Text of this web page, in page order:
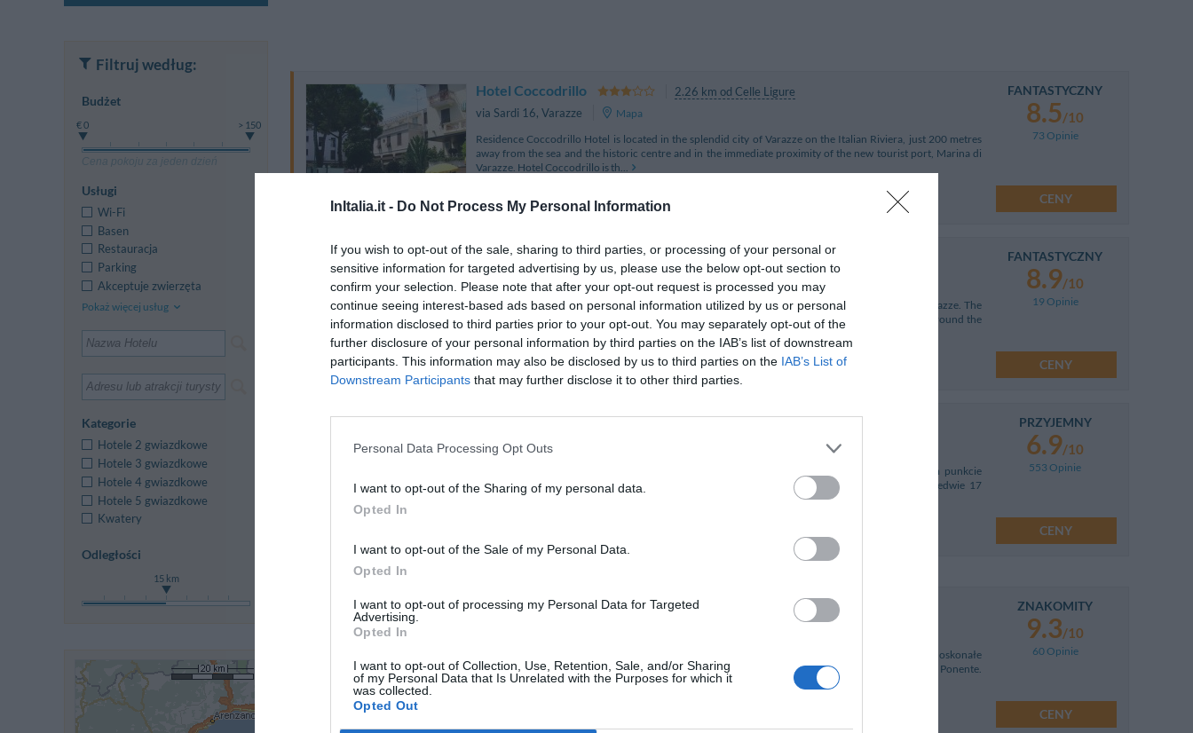
InItalia.it - Do Not Process My Personal Information
If you wish to opt-out of the sale, sharing to third parties, or processing of your personal or
sensitive information for targeted advertising by us, please use the below opt-out section to
confirm your selection. Please note that after your opt-out request is processed you may
continue seeing interest-based ads based on personal information utilized by us or personal
information disclosed to third parties prior to your opt-out. You may separately opt-out of the
further disclosure of your personal information by third parties on the IAB’s list of downstream
participants. This information may also be disclosed by us to third parties on the IAB’s List of
Downstream Participants that may further disclose it to other third parties.
Personal Data Processing Opt Outs
I want to opt-out of the Sharing of my personal data.
Opted In
I want to opt-out of the Sale of my Personal Data.
Opted In
I want to opt-out of processing my Personal Data for Targeted
Advertising.
Opted In
I want to opt-out of Collection, Use, Retention, Sale, and/or Sharing
of my Personal Data that Is Unrelated with the Purposes for which it
was collected.
Opted Out
Hotel Coccodrillo
2.26 km od Celle Ligure
via Sardi 16, Varazze
Mapa
Residence Coccodrillo Hotel is located in the splendid city of Varazze on the Italian Riviera, just 200 metres
away from the sea and the historic centre and in the immediate proximity of the new tourist port, Marina di
Varazze. Hotel Coccodrillo is th...
FANTASTYCZNY
8.5/10
73 Opinie
CENY
Hotel Serena
2.66 km
Via L. Fazio 5
Varazze
The Serena Hotel is a comfortable, family run hotel located only 50 metres from the beach at Varazze. The
rooms' simple style creates the perfect atmosphere for relaxing after a day at the beach or a tour around the
local sites. The bright dining room o...
FANTASTYCZNY
8.9/10
19 Opinie
CENY
Hotel Puntabella
Via Genova 149
Hotel Puntabella mieści się w niezależnej, trzypiętrowej kamieniczce, położonej w atrakcyjnym punkcie
Wybrzeża Liguryjskiego zwanego Riviera di Ponente w miejscowości Varazze w odległości zaledwie 17
kilometrów od Savony i 25 kilometrów od Genui. Dogodne...
PRZYJEMNY
6.9/10
553 Opinie
CENY
Ten hotel ma TARIFFE PRIVATE Klubu InItalia!
Sea Art Hotel
11.93 km
Sea Art Hotel jest punktem odniesienia dla podróżujących w interesach w Vado Ligure i oferuje doskonałe
usługi oraz nienaganną obsługę także turystom na urlopie na pięknym wybrzeżu Riwiery Ponente.
Dwuosobowe pokoje (63), w tym dwa typu Suite, są zaopatr...
ZNAKOMITY
9.3/10
60 Opinie
CENY
Filtruj według:
Budżet
€ 0 > 150
Cena pokoju za jeden dzień
Usługi
Wi-Fi
Basen
Restauracja
Parking
Akceptuje zwierzęta
Pokaż więcej usług
Kategorie
Hotele 2 gwiazdkowe
Hotele 3 gwiazdkowe
Hotele 4 gwiazdkowe
Hotele 5 gwiazdkowe
Kwatery
Odległości
15 km